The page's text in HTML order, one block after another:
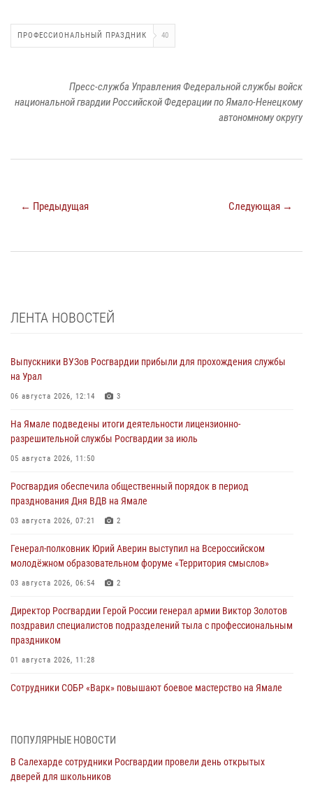
ПРОФЕССИОНАЛЬНЫЙ ПРАЗДНИК 40
Пресс-служба Управления Федеральной службы войск
национальной гвардии Российской Федерации по Ямало-Ненецкому
автономному округу
← Предыдущая Следующая →
ЛЕНТА НОВОСТЕЙ
Выпускники ВУЗов Росгвардии прибыли для прохождения службы
на Урал
06 августа 2026, 12:14 3
На Ямале подведены итоги деятельности лицензионно-
разрешительной службы Росгвардии за июль
05 августа 2026, 11:50
Росгвардия обеспечила общественный порядок в период
празднования Дня ВДВ на Ямале
03 августа 2026, 07:21 2
Генерал-полковник Юрий Аверин выступил на Всероссийском
молодёжном образовательном форуме «Территория смыслов»
03 августа 2026, 06:54 2
Директор Росгвардии Герой России генерал армии Виктор Золотов
поздравил специалистов подразделений тыла с профессиональным
праздником
01 августа 2026, 11:28
Сотрудники СОБР «Варк» повышают боевое мастерство на Ямале
Офицеры спецназа Росгвардии провели практическое занятие для
29 июля 2026, 10:42
ПОПУЛЯРНЫЕ НОВОСТИ
В Салехарде сотрудники Росгвардии провели день открытых
дверей для школьников